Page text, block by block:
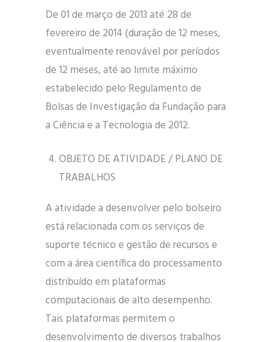
De 01 de março de 2013 até 28 de
fevereiro de 2014 (duração de 12 meses,
eventualmente renovável por períodos
de 12 meses, até ao limite máximo
estabelecido pelo Regulamento de
Bolsas de Investigação da Fundação para
a Ciência e a Tecnologia de 2012.
OBJETO DE ATIVIDADE / PLANO DE
TRABALHOS
A atividade a desenvolver pelo bolseiro
está relacionada com os serviços de
suporte técnico e gestão de recursos e
com a área científica do processamento
distribuído em plataformas
computacionais de alto desempenho.
Tais plataformas permitem o
desenvolvimento de diversos trabalhos